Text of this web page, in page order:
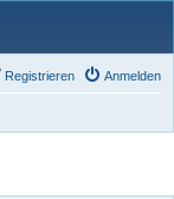
Anmelden
Registrieren